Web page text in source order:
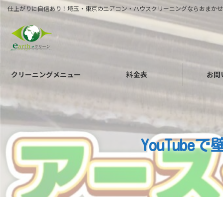
コ
キ
ッ
ナ
に
移
仕上がりに自信あり！埼玉・東京のエアコン・ハウスクリーニングならおまかせ
クリーニングメニュー 料金表 お問
YouTubeで